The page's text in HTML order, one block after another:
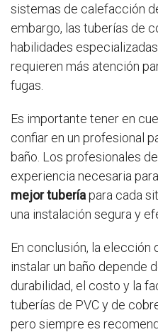
sistemas de calefacción
embargo, las tuberías de
habilidades
requieren más atención
fugas.
Es importante tener en
confiar en un profesional
baño. Los profesionales
experiencia necesaria
mejor tuberíapara cada
una instalación segura y
En conclusión, la elección
instalar un baño depende
durabilidad, el costo y la
tuberías de PVC y de
pero siempre es